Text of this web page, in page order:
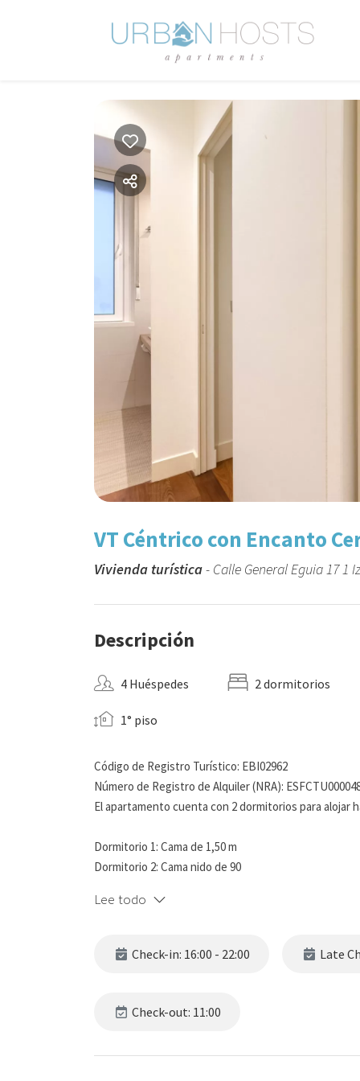
VT Céntrico con Encanto
Vivienda turística- Calle General Eguia 17 1
Descripción
4 Huéspedes 2 dormitorios
1° piso
Código de Registro Turístico: EBI02962
Número de Registro de Alquiler (NRA):
El apartamento cuenta con 2 dormitorios para alojar
Dormitorio 1: Cama de 1,50 m
Dormitorio 2: Cama nido de 90
jabón de manos, toallas y alfombrilla.
Lee todo
Check-in: 16:00 - 22:00 Late
Check-out: 11:00